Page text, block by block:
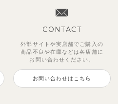
CONTACT
外部サイトや実店舗でご購入の
商品不良や在庫などは各店舗に
お問い合わせください。
お問い合わせはこちら